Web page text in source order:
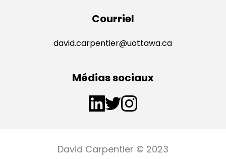
Courriel
david.carpentier@uottawa.ca
Médias sociaux
David Carpentier © 2023